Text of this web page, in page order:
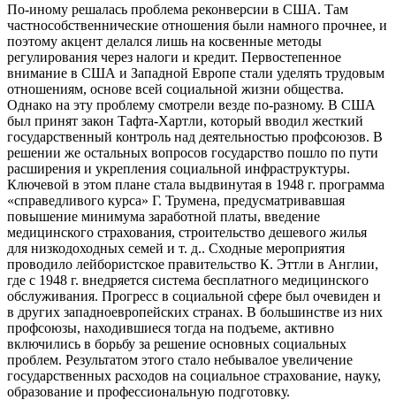
По-иному решалась проблема реконверсии в США. Там
частнособственнические отношения были намного прочнее, и
поэтому акцент делался лишь на косвенные методы
регулирования через налоги и кредит. Первостепенное
внимание в США и Западной Европе стали уделять трудовым
отношениям, основе всей социальной жизни общества.
Однако на эту проблему смотрели везде по-разному. В США
был принят закон Тафта-Хартли, который вводил жесткий
государственный контроль над деятельностью профсоюзов. В
решении же остальных вопросов государство пошло по пути
расширения и укрепления социальной инфраструктуры.
Ключевой в этом плане стала выдвинутая в 1948 г. программа
«справедливого курса» Г. Трумена, предусматривавшая
повышение минимума заработной платы, введение
медицинского страхования, строительство дешевого жилья
для низкодоходных семей и т. д.. Сходные мероприятия
проводило лейбористское правительство К. Эттли в Англии,
где с 1948 г. внедряется система бесплатного медицинского
обслуживания. Прогресс в социальной сфере был очевиден и
в других западноевропейских странах. В большинстве из них
профсоюзы, находившиеся тогда на подъеме, активно
включились в борьбу за решение основных социальных
проблем. Результатом этого стало небывалое увеличение
государственных расходов на социальное страхование, науку,
образование и профессиональную подготовку.